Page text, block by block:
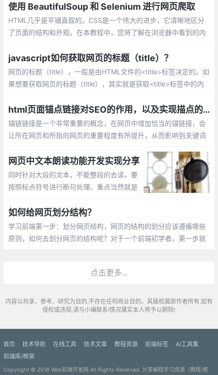
开发、管理、维护的角度来看就有很大的差别。
使用 BeautifulSoup 和 Selenium 进行网页爬取
HTML几乎是平铺直叙的。CSS是一个伟大的进步，它清晰地区分
了页面的结构和外观。在本教程中，您将了解在浏览器中看到的内
javascript如何获取网页的标题（title）？
网页的标题（title），一般是由HTML文件的<title>标签决定的。如
果想要获取网页的标题（title），其实就是获取<title>标签中的内
帮助。
html页面锚点链接对SEO的作用，以及实现描点的三种方式
锚链链接是一个非常重要的概念，在网页中增加恰当的锚链接，会
让所在网页和所指向网页的重要程度有所提升，从而影响到关键词
网页中文本朗读功能开发实现分享
同时针对大段的文本，不能整段的去读，要
按照标点符号进行断句处理。重点当然就是
成语音即可。
如何给网页划分结构？
学习前端第一步：划分网页结构，网页的结构的划分应该遵循哪些
原则，如何去划分网页的结构呢？对于一个前端初学者，第一步就
点击更多...
内容以共享、参考、研究为目的,不存在任何商业目的。其版权属原作者所有,如有
侵权或违规,请与小编联系!情况属实本人将予以删除!
首页 技术导航 在线工具 技术文章 教程资源 前端标签
AI工具集
前端库/框架